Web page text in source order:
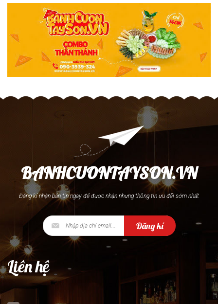
BANHCUONTAYSON.VN
Đăng kí nhận bản tin ngay để được nhận nhưng thông tin ưu đãi sớm nhất
Đăng kí
Liên hệ